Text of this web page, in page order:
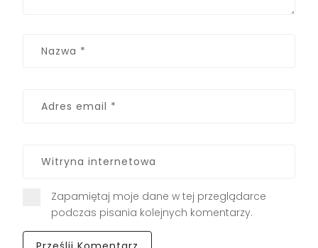
Zapamiętaj moje dane w tej przeglądarce
podczas pisania kolejnych komentarzy.